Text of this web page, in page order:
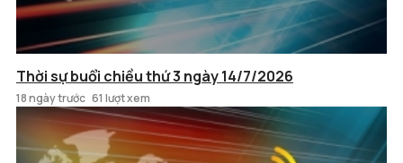
Thời sự buổi chiều thứ 3 ngày 14/7/2026
18 ngày trước 61 lượt xem